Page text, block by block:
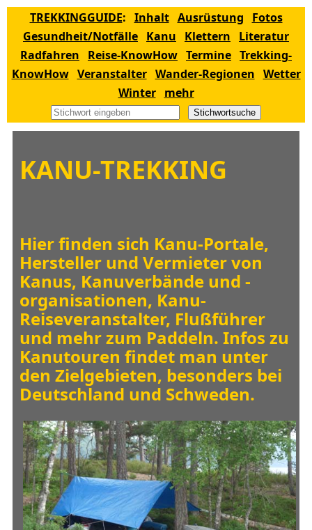
TREKKINGGUIDE: Inhalt Ausrüstung
Fotos
Gesundheit/Notfälle Kanu Klettern
Literatur
Radfahren
Reise-KnowHow Termine Trekking-
KnowHow Veranstalter Wander-Regionen Wetter
Winter
mehr
Stichwortsuche
KANU-TREKKING
Hier finden sich Kanu-Portale,
Hersteller und Vermieter von
Kanus, Kanuverbände und -
organisationen, Kanu-
Reiseveranstalter, Flußführer
und mehr zum Paddeln. Infos zu
Kanutouren findet man unter
den Zielgebieten, besonders bei
Deutschland und Schweden.